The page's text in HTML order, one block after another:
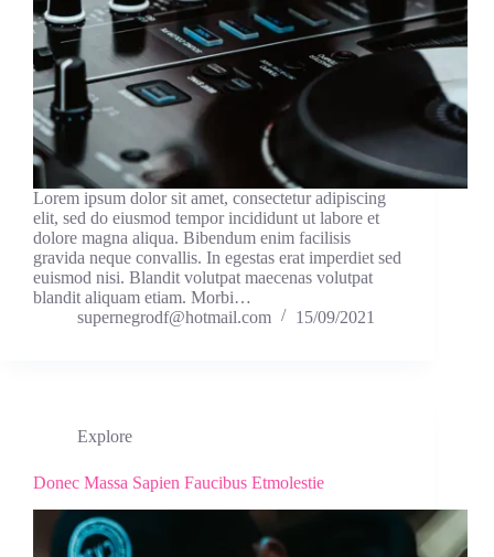
Lorem ipsum dolor sit amet, consectetur adipiscing
elit, sed do eiusmod tempor incididunt ut labore et
dolore magna aliqua. Bibendum enim facilisis
gravida neque convallis. In egestas erat imperdiet sed
euismod nisi. Blandit volutpat maecenas volutpat
blandit aliquam etiam. Morbi…
supernegrodf@hotmail.com
15/09/2021
Explore
Donec Massa Sapien Faucibus Etmolestie